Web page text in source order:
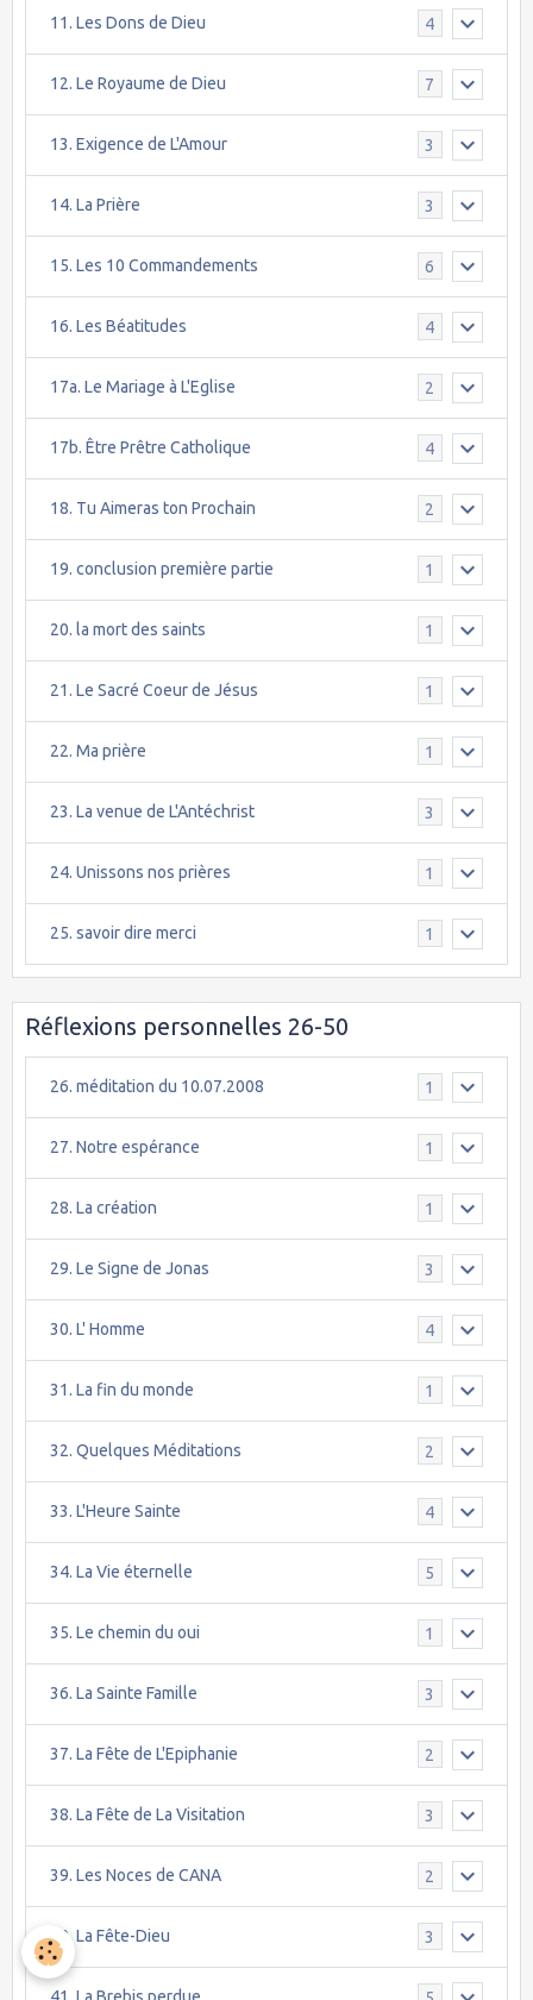
11. Les Dons de Dieu 4
12. Le Royaume de Dieu 7
13. Exigence de L'Amour 3
14. La Prière 3
15. Les 10 Commandements 6
16. Les Béatitudes 4
17a. Le Mariage à L'Eglise 2
17b. Être Prêtre Catholique 4
18. Tu Aimeras ton Prochain 2
19. conclusion première partie 1
20. la mort des saints 1
21. Le Sacré Coeur de Jésus 1
22. Ma prière 1
23. La venue de L'Antéchrist 3
24. Unissons nos prières 1
25. savoir dire merci 1
Réflexions personnelles 26-50
26. méditation du 10.07.2008 1
27. Notre espérance 1
28. La création 1
29. Le Signe de Jonas 3
30. L' Homme 4
31. La fin du monde 1
32. Quelques Méditations 2
33. L'Heure Sainte 4
34. La Vie éternelle 5
35. Le chemin du oui 1
36. La Sainte Famille 3
37. La Fête de L'Epiphanie 2
38. La Fête de La Visitation 3
39. Les Noces de CANA 2
40. La Fête-Dieu 3